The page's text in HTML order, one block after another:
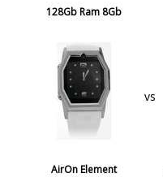
128Gb Ram 8Gb
AirOn Element
vs